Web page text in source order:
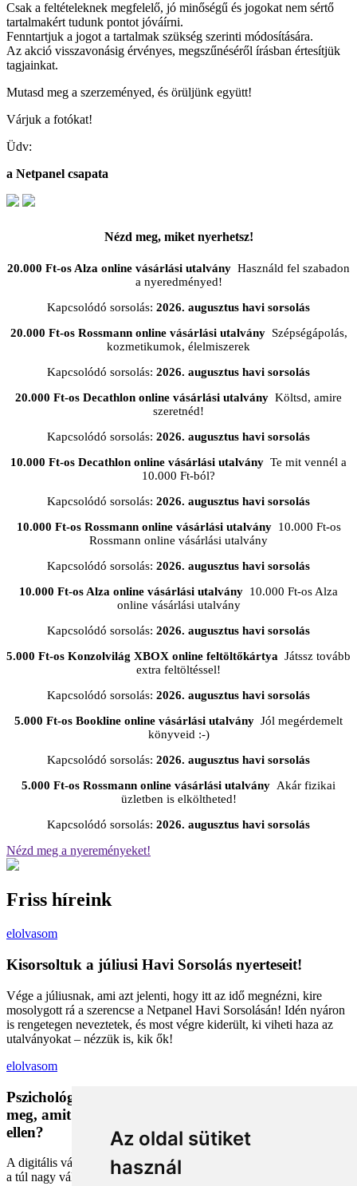
Az oldal sütiket
használ
Csak a feltételeknek megfelelő, jó minőségű és jogokat nem sértő
tartalmakért tudunk pontot jóváírni.
Fenntartjuk a jogot a tartalmak szükség szerinti módosítására.
Az akció visszavonásig érvényes, megszűnéséről írásban értesítjük
tagjainkat.
Mutasd meg a szerzeményed, és örüljünk együtt!
Várjuk a fotókat!
Üdv:
a Netpanel csapata
Nézd meg, miket nyerhetsz!
20.000 Ft-os Alza online vásárlási utalvány Használd fel szabadon
a nyeredményed!
Kapcsolódó sorsolás: 2026. augusztus havi sorsolás
20.000 Ft-os Rossmann online vásárlási utalványSzépségápolás,
kozmetikumok, élelmiszerek
Kapcsolódó sorsolás: 2026. augusztus havi sorsolás
20.000 Ft-os Decathlon online vásárlási utalvány Költsd, amire
szeretnéd!
Kapcsolódó sorsolás: 2026. augusztus havi sorsolás
10.000 Ft-os Decathlon online vásárlási utalvány Te mit vennél a
10.000 Ft-ból?
Kapcsolódó sorsolás: 2026. augusztus havi sorsolás
10.000 Ft-os Rossmann online vásárlási utalvány10.000 Ft-os
Rossmann online vásárlási utalvány
Kapcsolódó sorsolás: 2026. augusztus havi sorsolás
10.000 Ft-os Alza online vásárlási utalvány 10.000 Ft-os Alza
online vásárlási utalvány
Kapcsolódó sorsolás: 2026. augusztus havi sorsolás
5.000 Ft-os Konzolvilág XBOX online feltöltőkártya Játssz tovább
extra feltöltéssel!
Kapcsolódó sorsolás: 2026. augusztus havi sorsolás
5.000 Ft-os Bookline online vásárlási utalvány Jól megérdemelt
könyveid :-)
Kapcsolódó sorsolás: 2026. augusztus havi sorsolás
5.000 Ft-os Rossmann online vásárlási utalvány Akár fizikai
üzletben is elköltheted!
Kapcsolódó sorsolás: 2026. augusztus havi sorsolás
Nézd meg a nyereményeket!
Friss híreink
elolvasom
Kisorsoltuk a júliusi Havi Sorsolás nyerteseit!
Vége a júliusnak, ami azt jelenti, hogy itt az idő megnézni, kire
mosolygott rá a szerencse a Netpanel Havi Sorsolásán! Idén nyáron
is rengetegen neveztetek, és most végre kiderült, ki viheti haza az
utalványokat – nézzük is, kik ők!
elolvasom
Pszichológiai trükkök a kosárban: Miért vesszük
meg, amit megveszünk, és mit tehetünk a bűntudat
ellen?
A digitális vásárlás kényelmes, de tele van pszichológiai csapdákkal
a túl nagy választéktól a hosszas böngészésig. Megmutatjuk, hogyan